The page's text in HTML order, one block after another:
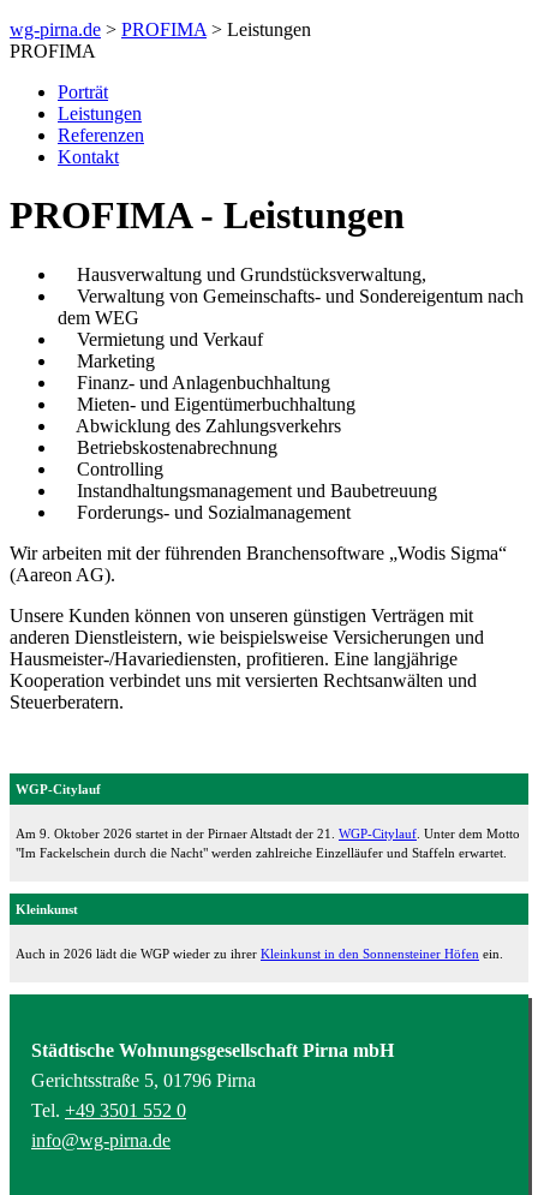
wg-pirna.de > PROFIMA > Leistungen
PROFIMA
Porträt
Leistungen
Referenzen
Kontakt
PROFIMA - Leistungen
Hausverwaltung und Grundstücksverwaltung,
Verwaltung von Gemeinschafts- und Sondereigentum nach
dem WEG
Vermietung und Verkauf
Marketing
Finanz- und Anlagenbuchhaltung
Mieten- und Eigentümerbuchhaltung
Abwicklung des Zahlungsverkehrs
Betriebskostenabrechnung
Controlling
Instandhaltungsmanagement und Baubetreuung
Forderungs- und Sozialmanagement
Wir arbeiten mit der führenden Branchensoftware „Wodis Sigma“
(Aareon AG).
Unsere Kunden können von unseren günstigen Verträgen mit
anderen Dienstleistern, wie beispielsweise Versicherungen und
Hausmeister-/Havariediensten, profitieren. Eine langjährige
Kooperation verbindet uns mit versierten Rechtsanwälten und
Steuerberatern.
WGP-Citylauf
Am 9. Oktober 2026 startet in der Pirnaer Altstadt der 21. WGP-Citylauf . Unter dem Motto
"Im Fackelschein durch die Nacht" werden zahlreiche Einzelläufer und Staffeln erwartet.
Kleinkunst
Auch in 2026 lädt die WGP wieder zu ihrer Kleinkunst in den Sonnensteiner Höfen ein.
Städtische Wohnungsgesellschaft Pirna mbH
Gerichtsstraße 5, 01796 Pirna
Tel. +49 3501 552 0
info@wg-pirna.de